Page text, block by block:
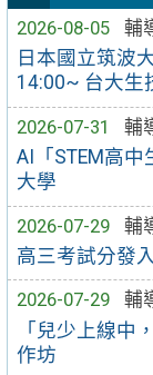
2026-08-05
輔
日本國立筑波
14:00~ 台大生
2026-07-31
輔
AI「STEM高
大學
2026-07-29
輔
高三考試分發
2026-07-29
輔
「兒少上線中
作坊